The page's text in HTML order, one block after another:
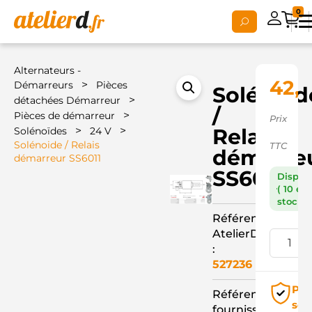
0
Alternateurs -
Démarreurs
>
Pièces
détachées Démarreur
>
Pièces de démarreur >
Solénoïdes > 24 V >
Solénoide / Relais
démarreur SS6011
/
Relais
SS6011
Référence
AtelierD
:
527236
Référence
Prix
TTC
( 10 en
stock )